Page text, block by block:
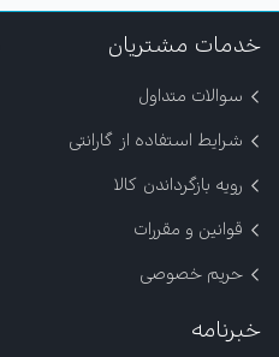
خدمات مشتریان
سوالات متداول
شرایط استفاده از گارانتی
رویه بازگرداندن کالا
قوانین و مقررات
حریم خصوصی
خبرنامه